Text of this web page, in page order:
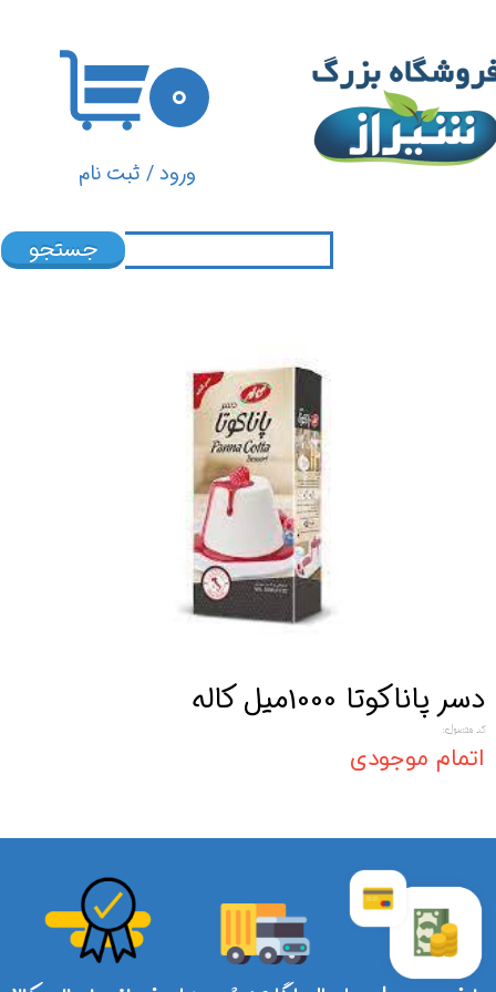
ورود/ ثبت نام
تغییر گذر واژه
سفارشات
۰
جستجو
دسر پاناکوتا 1000میل کاله
کد محصول:
اتمام موجودی